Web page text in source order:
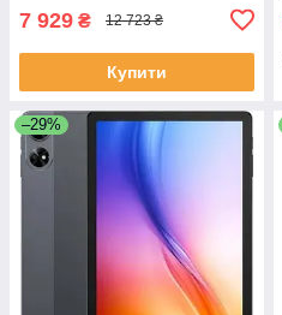
7 929 ₴ 12 723 ₴
Купити
–29%